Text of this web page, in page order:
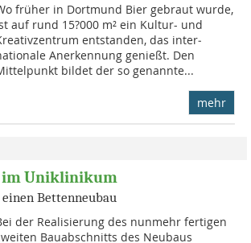
früher in Dortmund Bier ge­braut wurde,
auf rund 15?000 m² ein Kultur- und
entstanden, das inter­
Anerkennung genießt. Den
bildet der so genannte...
mehr
im Uniklinikum
Bettenneubau
der Realisierung des nun­mehr fertigen
Bau­abschnitts des Neubaus